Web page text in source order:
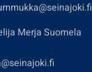
Merja Suomela